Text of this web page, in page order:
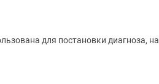
для постановки диагноза,